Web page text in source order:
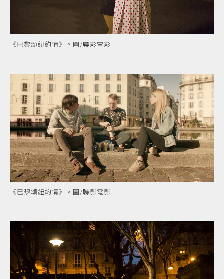
《巴黎頌紐約情》。圖/聯影電影
《巴黎頌紐約情》。圖/聯影電影